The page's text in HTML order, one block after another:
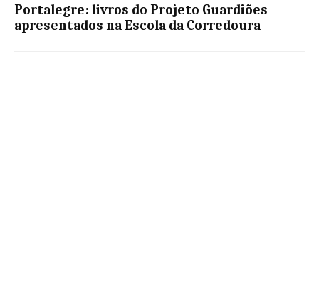
Portalegre: livros do Projeto Guardiões
apresentados na Escola da Corredoura